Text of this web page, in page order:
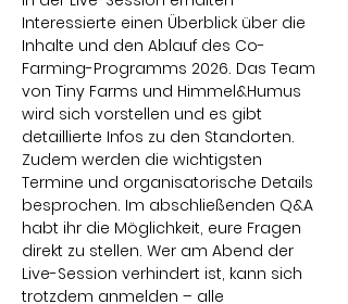
Interessierte einen Überblick über die
Inhalte und den Ablauf des Co-
Farming-Programms 2026. Das Team
von Tiny Farms und Himmel&Humus
wird sich vorstellen und es gibt
detaillierte Infos zu den Standorten.
Zudem werden die wichtigsten
Termine und organisatorische Details
besprochen. Im abschließenden Q&A
habt ihr die Möglichkeit, eure Fragen
direkt zu stellen. Wer am Abend der
Live-Session verhindert ist, kann sich
trotzdem anmelden – alle